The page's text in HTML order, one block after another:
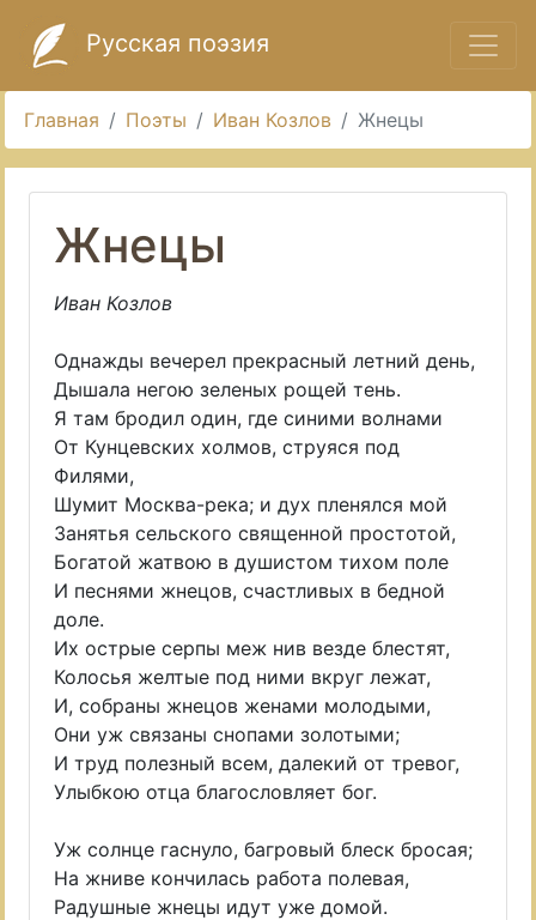
Русская поэзия
Главная Поэты Иван Козлов Жнецы
Жнецы
Иван Козлов
Однажды вечерел прекрасный летний день,
Дышала негою зеленых рощей тень.
Я там бродил один, где синими волнами
От Кунцевских холмов, струяся под
Филями,
Шумит Москва-река; и дух пленялся мой
Занятья сельского священной простотой,
Богатой жатвою в душистом тихом поле
И песнями жнецов, счастливых в бедной
доле.
Их острые серпы меж нив везде блестят,
Колосья желтые под ними вкруг лежат,
И, собраны жнецов женами молодыми,
Они уж связаны снопами золотыми;
И труд полезный всем, далекий от тревог,
Улыбкою отца благословляет бог.
Уж солнце гаснуло, багровый блеск бросая;
На жниве кончилась работа полевая,
Радушные жнецы идут уже домой.